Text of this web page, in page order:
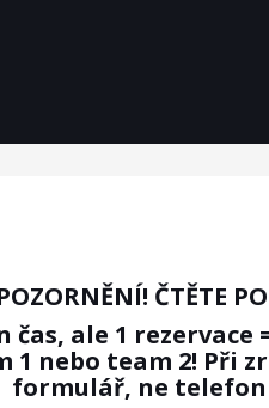
ČTĚTE
ale 1
nebo team 2! Při
formulář, ne